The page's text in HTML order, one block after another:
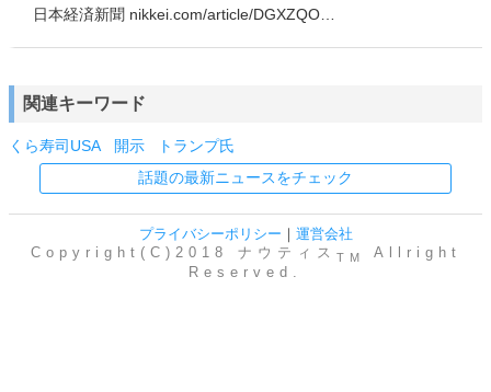
日本経済新聞 nikkei.com/article/DGXZQO…
関連キーワード
くら寿司USA 開示
トランプ氏
話題の最新ニュースをチェック
プライバシーポリシー ｜ 運営会社
Copyright(C)2018 ナウティス TM
Allright
Reserved.